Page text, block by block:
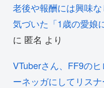
老後や報酬には興味
気づいた「1歳の愛娘
に 匿名 より
VTuberさん、FF9の
ーネッガにしてリス